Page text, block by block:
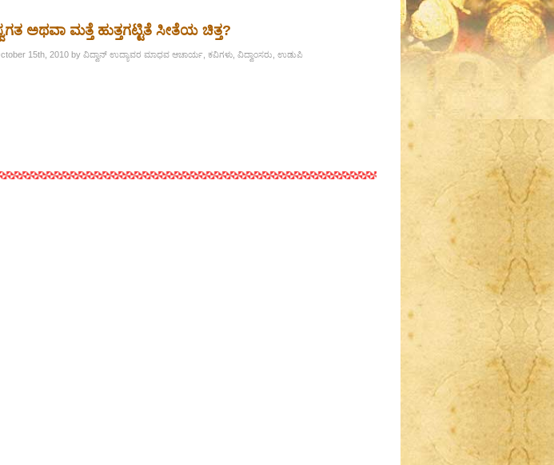
ಅಥವಾ ಮತ್ತೆ ಹುತ್ತಗಟ್ಟಿತೆ ಸೀತೆಯ ಚಿತ್ತ?
15th, 2010 by ವಿದ್ವಾನ್ ಉದ್ಯಾವರ ಮಾಧವ ಆಚಾರ್ಯ, ಕವಿಗಳು, ವಿದ್ವಾಂಸರು, ಉಡುಪಿ